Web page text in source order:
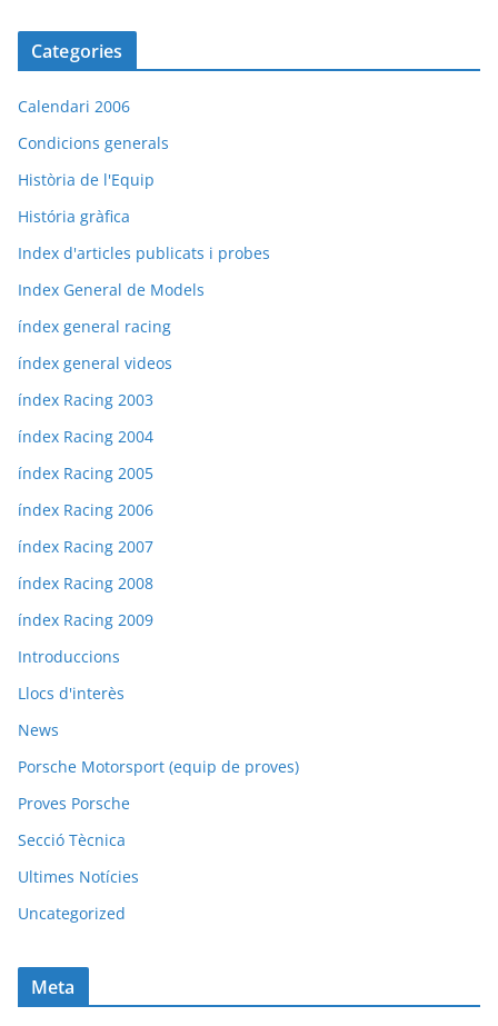
Categories
Calendari 2006
Condicions generals
Història de l'Equip
História gràfica
Index d'articles publicats i probes
Index General de Models
índex general racing
índex general videos
índex Racing 2003
índex Racing 2004
índex Racing 2005
índex Racing 2006
índex Racing 2007
índex Racing 2008
índex Racing 2009
Introduccions
Llocs d'interès
News
Porsche Motorsport (equip de proves)
Proves Porsche
Secció Tècnica
Ultimes Notícies
Uncategorized
Meta